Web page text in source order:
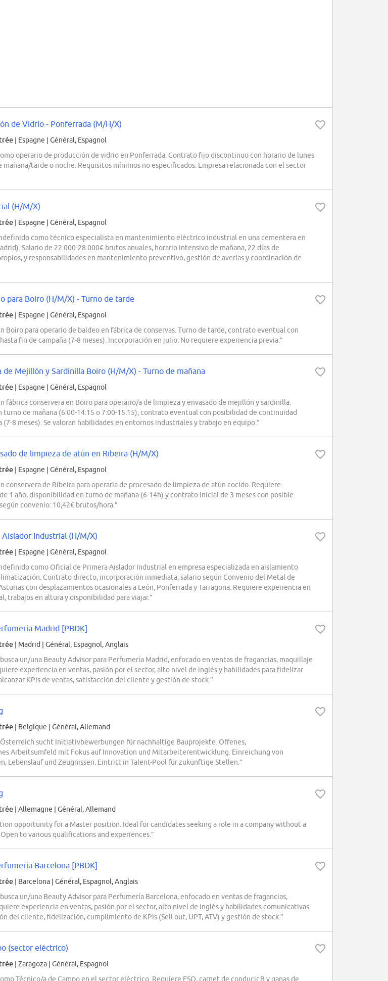
de Vidrio - Ponferrada (M/H/X)
| Espagne | Général, Espagnol
operario de producción de vidrio en Ponferrada. Contrato fijo discontinuo con horario de lunes
mañana/tarde o noche. Requisitos mínimos no especificados. Empresa relacionada con el sector
(H/M/X)
| Espagne | Général, Espagnol
como técnico especialista en mantenimiento eléctrico industrial en una cementera en
Salario de 22.000-28.000€ brutos anuales, horario intensivo de mañana, 22 días de
y responsabilidades en mantenimiento preventivo, gestión de averías y coordinación de
para Boiro (H/M/X) - Turno de tarde
| Espagne | Général, Espagnol
Boiro para operario de baldeo en fábrica de conservas. Turno de tarde, contrato eventual con
fin de campaña (7-8 meses). Incorporación en julio. No requiere experiencia previa.”
de Mejillón y Sardinilla Boiro (H/M/X) - Turno de mañana
| Espagne | Général, Espagnol
fábrica conservera en Boiro para operario/a de limpieza y envasado de mejillón y sardinilla.
turno de mañana (6:00-14:15 o 7:00-15:15), contrato eventual con posibilidad de continuidad
(7-8 meses). Se valoran habilidades en entornos industriales y trabajo en equipo.”
de limpieza de atún en Ribeira (H/M/X)
| Espagne | Général, Espagnol
conservera de Ribeira para operaria de procesado de limpieza de atún cocido. Requiere
1 año, disponibilidad en turno de mañana (6-14h) y contrato inicial de 3 meses con posible
convenio: 10,42€ brutos/hora.”
Industrial (H/M/X)
| Espagne | Général, Espagnol
como Oficial de Primera Aislador Industrial en empresa especializada en aislamiento
Contrato directo, incorporación inmediata, salario según Convenio del Metal de
con desplazamientos ocasionales a León, Ponferrada y Tarragona. Requiere experiencia en
trabajos en altura y disponibilidad para viajar.”
Madrid [PBDK]
| Madrid | Général, Espagnol, Anglais
busca un/una Beauty Advisor para Perfumería Madrid, enfocado en ventas de fragancias, maquillaje
experiencia en ventas, pasión por el sector, alto nivel de inglés y habilidades para fidelizar
KPIs de ventas, satisfacción del cliente y gestión de stock.”
| Belgique | Général, Allemand
Österreich sucht Initiativbewerbungen für nachhaltige Bauprojekte. Offenes,
Arbeitsumfeld mit Fokus auf Innovation und Mitarbeiterentwicklung. Einreichung von
Lebenslauf und Zeugnissen. Eintritt in Talent-Pool für zukünftige Stellen.”
| Allemagne | Général, Allemand
opportunity for a Master position. Ideal for candidates seeking a role in a company without a
to various qualifications and experiences.”
Barcelona [PBDK]
| Barcelona | Général, Espagnol, Anglais
busca un/una Beauty Advisor para Perfumería Barcelona, enfocado en ventas de fragancias,
experiencia en ventas, pasión por el sector, alto nivel de inglés y habilidades comunicativas.
del cliente, fidelización, cumplimiento de KPIs (Sell out, UPT, ATV) y gestión de stock.”
(sector eléctrico)
| Zaragoza | Général, Espagnol
Técnico/a de Campo en el sector eléctrico. Requiere ESO, carnet de conducir B y ganas de